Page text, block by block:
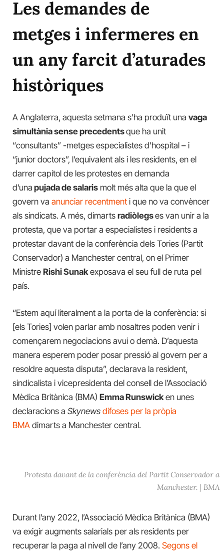
Les demandes de
metges i infermeres en
un any farcit d’aturades
històriques
A Anglaterra, aquesta setmana s’ha produït una vaga
simultània sense precedentsque ha unit
“consultants” -metges especialistes d’hospital – i
“junior doctors”, l’equivalent als i les residents, en el
darrer capítol de les protestes en demanda
d’una pujada de salaris molt més alta que la que el
govern va anunciar recentment i que no va convèncer
als sindicats. A més, dimarts radiòlegses van unir a la
protesta, que va portar a especialistes i residents a
protestar davant de la conferència dels Tories (Partit
Conservador) a Manchester central, on el Primer
Ministre Rishi Sunakexposava el seu full de ruta pel
país.
“Estem aquí literalment a la porta de la conferència: si
[els Tories] volen parlar amb nosaltres poden venir i
començarem negociacions avui o demà. D’aquesta
manera esperem poder posar pressió al govern per a
resoldre aquesta disputa”, declarava la resident,
sindicalista i vicepresidenta del consell de l’Associació
Mèdica Britànica (BMA) Emma Runswicken unes
declaracions a Skynews difoses per la pròpia
BMA dimarts a Manchester central.
Protesta davant de la conferència del Partit Conservador a
Manchester. | BMA
Durant l’any 2022, l’Associació Mèdica Britànica (BMA)
va exigir augments salarials per als residents per
recuperar la paga al nivell de l’any 2008. Segons el